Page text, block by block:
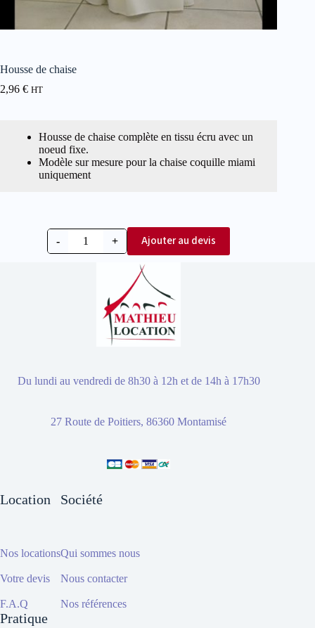
Housse de chaise
2,96 € HT
Housse de chaise complète en tissu écru avec un
noeud fixe.
Modèle sur mesure pour la chaise coquille miami
uniquement
- + Ajouter au devis
Du lundi au vendredi de 8h30 à 12h et de 14h à 17h30
27 Route de Poitiers, 86360 Montamisé
Location
Nos locations
Votre devis
F.A.Q
Société
Qui sommes nous
Nous contacter
Nos références
Pratique